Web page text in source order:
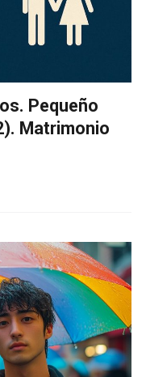
Pequeño
Matrimonio